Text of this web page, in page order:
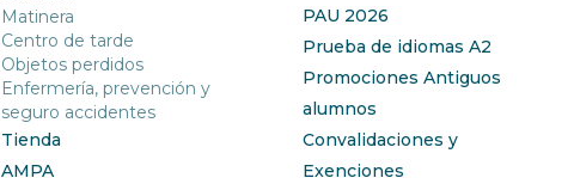
Matinera
Centro de tarde
Objetos perdidos
Enfermería, prevención y
seguro accidentes
Tienda
AMPA
PAU 2026
Prueba de idiomas A2
Promociones Antiguos
alumnos
Convalidaciones y
Exenciones